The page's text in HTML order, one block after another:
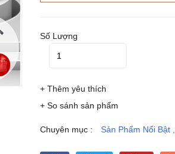
Số Lượng
+ Thêm yêu thích
+ So sánh sản phẩm
Chuyên mục : Sản Phẩm Nổi Bật